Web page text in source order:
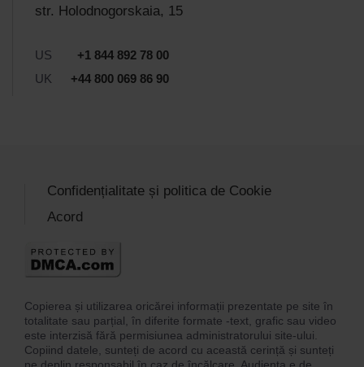
str. Holodnogorskaia, 15
US
+1 844 892 78 00
UK
+44 800 069 86 90
Copierea și utilizarea oricărei informații prezentate pe site în
totalitate sau parțial, în diferite formate -text, grafic sau video
este interzisă fără permisiunea administratorului site-ului.
Copiind datele, sunteți de acord cu această cerință și sunteți
pe deplin responsabil în caz de încălcare. Audiența e de
Confidențialitate și politica de Cookie
Acord